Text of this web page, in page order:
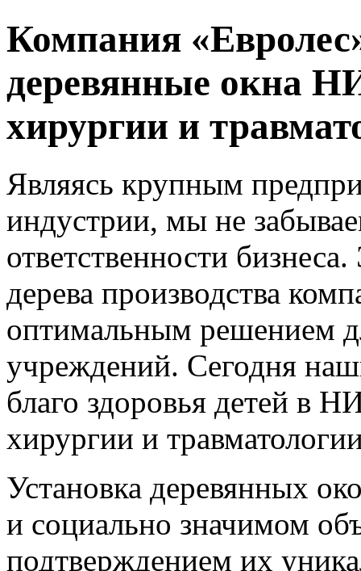
Компания
деревянные окна
хирургии и
Являясь крупным
индустрии, мы не
ответственности
дерева производства
оптимальным решением
учреждений. Сегодня
благо здоровья детей в
хирургии и
Установка деревянных
и социально значимом
подтверждением их